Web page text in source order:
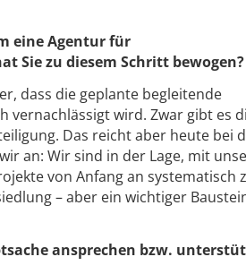
eine Agentur für
Sie zu diesem Schritt bewogen?
dass die geplante begleitende
wird. Zwar gibt es
Das reicht aber heute bei
an: Wir sind in der Lage, mit
von Anfang an systematisch
– aber ein wichtiger
ansprechen bzw.